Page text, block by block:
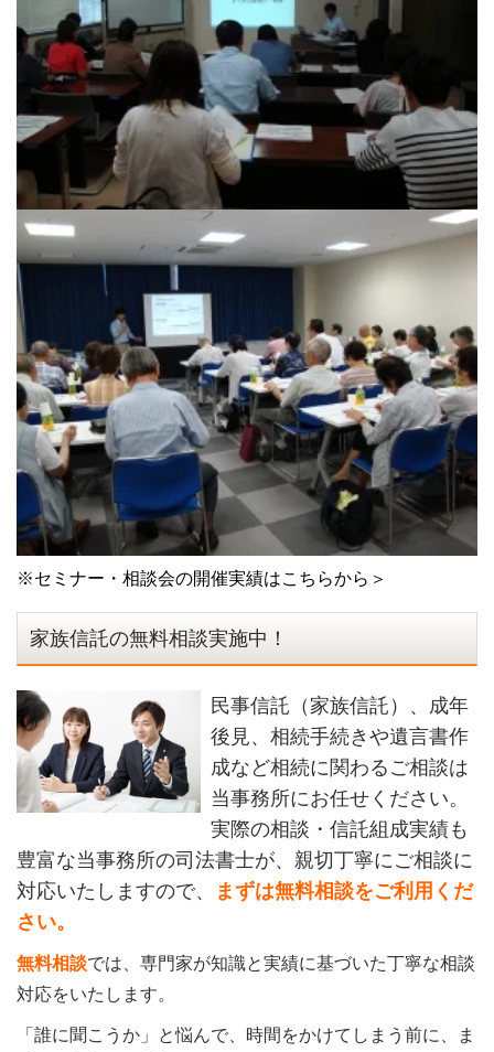
※セミナー・相談会の開催実績はこちらから＞
家族信託の無料相談実施中！
民事信託（家族信託）、成年
後見、相続手続きや遺言書作
成など相続に関わるご相談は
当事務所にお任せください。
実際の相談・信託組成実績も
豊富な当事務所の司法書士が、親切丁寧にご相談に
対応いたしますので、
まずは無料相談をご利用くだ
さい。
無料相談では、専門家が知識と実績に基づいた丁寧な相談
対応をいたします。
「誰に聞こうか」と悩んで、時間をかけてしまう前に、ま